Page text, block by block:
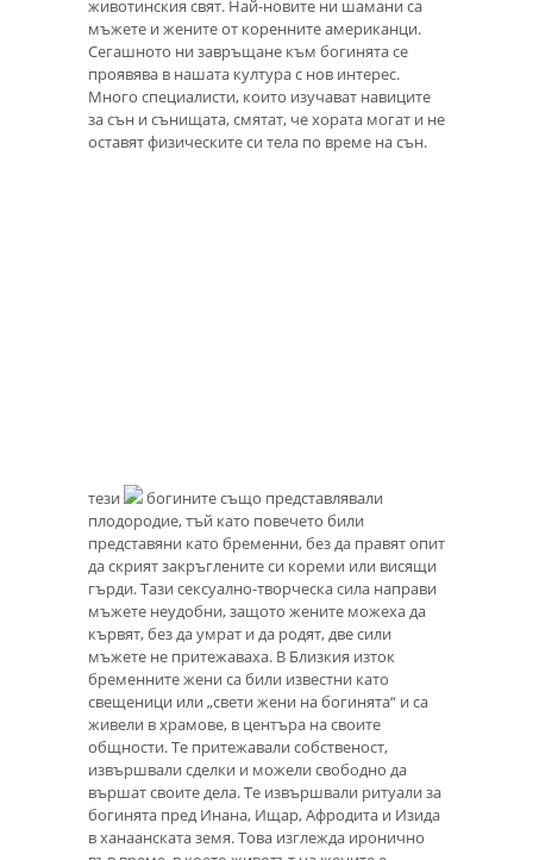
животинския свят. Най-новите ни шамани са
мъжете и жените от коренните американци.
Сегашното ни завръщане към богинята се
проявява в нашата култура с нов интерес.
Много специалисти, които изучават навиците
за сън и сънищата, смятат, че хората могат и не
оставят физическите си тела по време на сън.
тези
богините също представлявали
плодородие, тъй като повечето били
представяни като бременни, без да правят опит
да скрият закръглените си кореми или висящи
гърди. Тази сексуално-творческа сила направи
мъжете неудобни, защото жените можеха да
кървят, без да умрат и да родят, две сили
мъжете не притежаваха. В Близкия изток
бременните жени са били известни като
свещеници или „свети жени на богинята“ и са
живели в храмове, в центъра на своите
общности. Те притежавали собственост,
извършвали сделки и можели свободно да
вършат своите дела. Те извършвали ритуали за
богинята пред Инана, Ищар, Афродита и Изида
в ханаанската земя. Това изглежда иронично